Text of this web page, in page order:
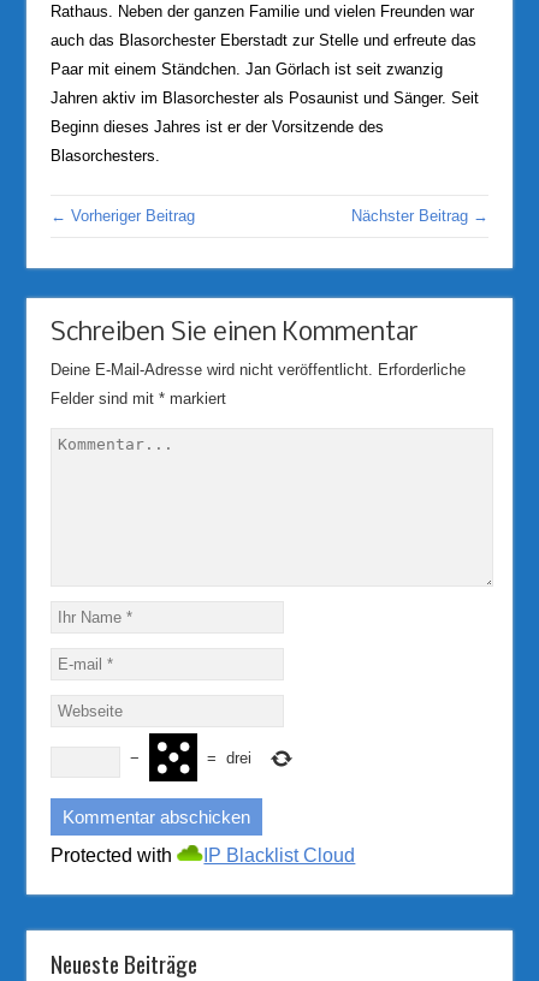
Rathaus. Neben der ganzen Familie und vielen Freunden war
auch das Blasorchester Eberstadt zur Stelle und erfreute das
Paar mit einem Ständchen. Jan Görlach ist seit zwanzig
Jahren aktiv im Blasorchester als Posaunist und Sänger. Seit
Beginn dieses Jahres ist er der Vorsitzende des
Blasorchesters.
← Vorheriger Beitrag Nächster Beitrag →
Schreiben Sie einen Kommentar
Deine E-Mail-Adresse wird nicht veröffentlicht.
Erforderliche
Felder sind mit* markiert
− = drei
Protected with IP Blacklist Cloud
Neueste Beiträge